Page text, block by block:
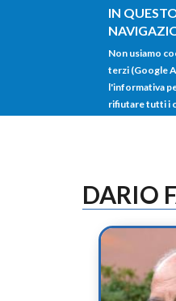
IN
Non usiamo
terzi (Google
l'informativa
rifiutare tutti i
Salta al contenuto principale
DARIO